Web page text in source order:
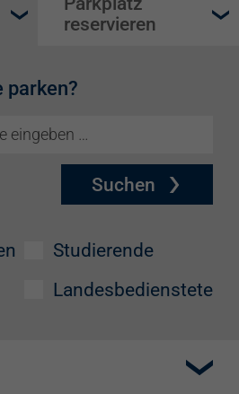
reservieren
parken?
Suchen
Studierende
Landesbedienstete